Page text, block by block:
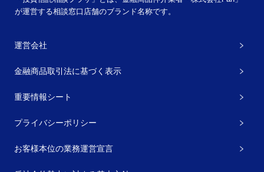
が運営する相談窓口店舗のブランド名称です。
運営会社
金融商品取引法に基づく表示
重要情報シート
プライバシーポリシー
お客様本位の業務運営宣言